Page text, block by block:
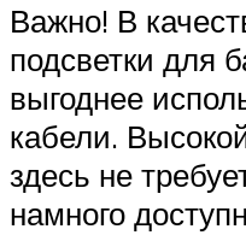
Важно! В
подсветки для
выгоднее
кабели.
здесь не
намного